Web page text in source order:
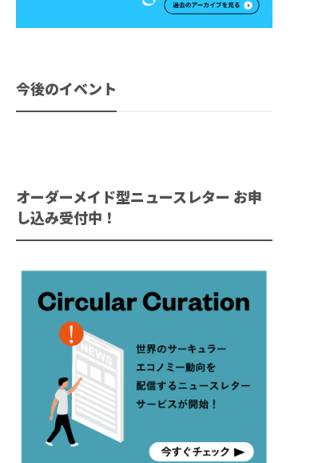
今後のイベント
オーダーメイド型ニュースレター お申
し込み受付中！